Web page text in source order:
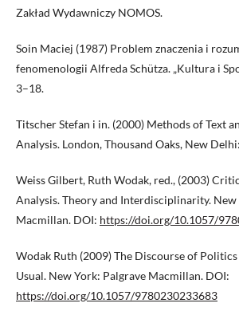
Zakład Wydawniczy NOMOS.
Soin Maciej (1987) Problem znaczenia i
fenomenologii Alfreda Schütza. „Kultura i
3–18.
Titscher Stefan i in. (2000) Methods of Text
Analysis. London, Thousand Oaks, New
Weiss Gilbert, Ruth Wodak, red., (2003)
Analysis. Theory and Interdisciplinarity. New
Macmillan. DOI: https://doi.org/10.1057/
Wodak Ruth (2009) The Discourse of
Usual. New York: Palgrave Macmillan. DOI:
https://doi.org/10.1057/9780230233683